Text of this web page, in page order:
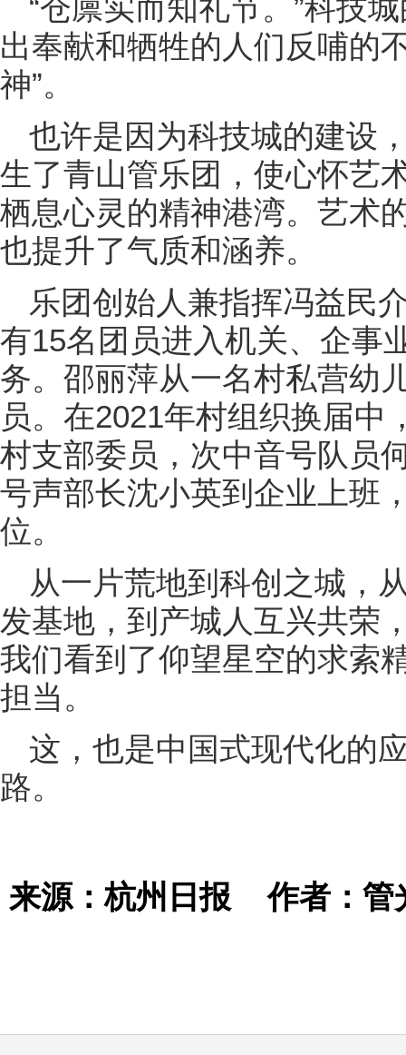
“仓廪实而知礼节。”科技
出奉献和牺牲的人们反哺的
神”。
也许是因为科技城的建设
生了青山管乐团，使心怀艺
栖息心灵的精神港湾。艺术
也提升了气质和涵养。
乐团创始人兼指挥冯益民
有15名团员进入机关、企事
务。邵丽萍从一名村私营幼
员。在2021年村组织换届中
村支部委员，次中音号队员
号声部长沈小英到企业上班
位。
从一片荒地到科创之城，
发基地，到产城人互兴共荣
我们看到了仰望星空的求索
担当。
这，也是中国式现代化的
路。
来源：杭州日报作者：